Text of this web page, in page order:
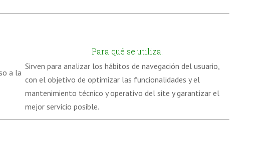
Para qué se utiliza.
a la
Sirven para analizar los hábitos de navegación del usuario,
con el objetivo de optimizar las funcionalidades y el
mantenimiento técnico y operativo del site y garantizar el
mejor servicio posible.